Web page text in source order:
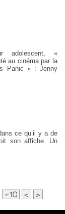
adolescent, «
au cinéma par la
Panic » : Jenny
ce qu’il y a de
son affiche. Un
+10 < >